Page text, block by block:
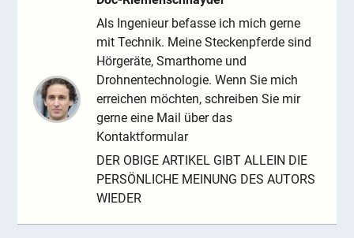
Als Ingenieur befasse ich mich gerne
mit Technik. Meine Steckenpferde sind
Hörgeräte, Smarthome und
Drohnentechnologie. Wenn Sie mich
erreichen möchten, schreiben Sie mir
gerne eine Mail über das
Kontaktformular
DER OBIGE ARTIKEL GIBT ALLEIN DIE
PERSÖNLICHE MEINUNG DES AUTORS
WIEDER